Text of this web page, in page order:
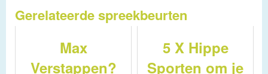
Gerelateerde spreekbeurten
Max
Verstappen?
5 X Hippe
Sporten om je